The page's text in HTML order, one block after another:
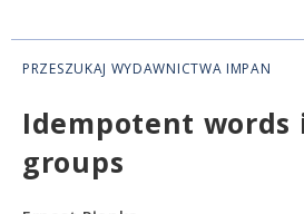
PRZESZUKAJ WYDAWNICTWA IMPAN
Idempotent
groups